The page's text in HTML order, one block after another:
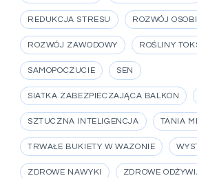
REDUKCJA STRESU ROZWÓJ
ROZWÓJ ZAWODOWY ROŚLINY
SAMOPOCZUCIE SEN
SIATKA ZABEZPIECZAJĄCA BALKON
SZTUCZNA INTELIGENCJA TANIA
TRWAŁE BUKIETY W WAZONIE
ZDROWE NAWYKI ZDROWE